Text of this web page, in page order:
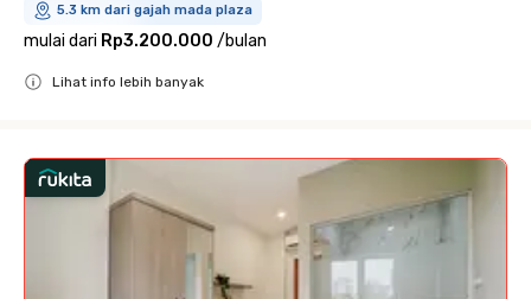
5.3 km dari gajah mada plaza
mulai dari Rp3.200.000 /bulan
Lihat info lebih banyak